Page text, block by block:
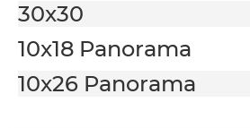
30x30
10x18 Panorama
10x26 Panorama